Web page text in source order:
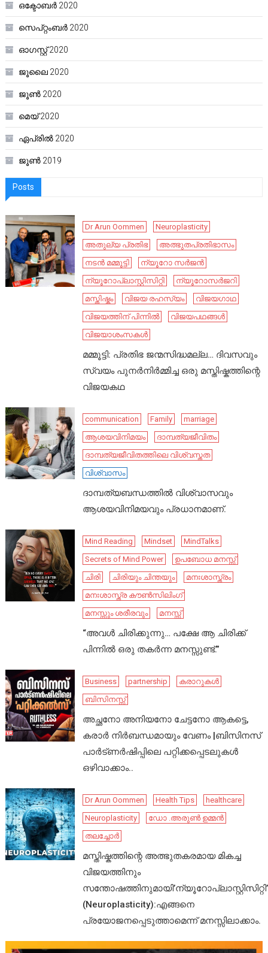
ഒക്ടോബർ 2020
സെപ്റ്റംബർ 2020
ഓഗസ്റ്റ്‌ 2020
ജൂലൈ 2020
ജൂൺ 2020
മെയ്‌ 2020
ഏപ്രിൽ 2020
ജൂൺ 2019
Posts
Dr Arun Oommen
Neuroplasticity
അതുല്യ പ്രതിഭ
അത്ഭുതപ്രതിഭാസം
നടൻ മമ്മൂട്ടി
ന്യൂറോ സർജൻ
ന്യൂറോപ്ലാസ്റ്റിസിറ്റി
ന്യൂറോസർജറി
മസ്തിഷ്കം
വിജയ രഹസ്യം
വിജയഗാഥ
വിജയത്തിന് പിന്നിൽ
വിജയപഥങ്ങൾ
വിജയാശംസകൾ
മമ്മൂട്ടി: പ്രതിഭ ജന്മസിദ്ധമല്ല… ദിവസവും
സ്വയം പുനർനിർമ്മിച്ച ഒരു മസ്തിഷ്കത്തിന്റെ
വിജയകഥ
communication Family
marriage
ആശയവിനിമയം
ദാമ്പത്യജീവിതം
ദാമ്പത്യജീവിതത്തിലെ വിശ്വസ്തത
വിശ്വാസം
ദാമ്പത്യബന്ധത്തിൽ വിശ്വാസവും
ആശയവിനിമയവും പ്രധാനമാണ്.
Mind Reading Mindset
MindTalks
Secrets of Mind Power
ഉപബോധ മനസ്സ്
ചിരി
ചിരിയും ചിന്തയും
മനഃശാസ്ത്രം
മനഃശാസ്ത്ര കൗൺസിലിംഗ്
മനസ്സും ശരീരവും
മനസ്സ്
“അവൾ ചിരിക്കുന്നു… പക്ഷേ ആ ചിരിക്ക്
പിന്നിൽ ഒരു തകർന്ന മനസ്സുണ്ട്.”
Business partnership
കരാറുകൾ
ബിസിനസ്സ്
അച്ഛനോ അനിയനോ ചേട്ടനോ ആകട്ടെ,
കരാർ നിർബന്ധമായും വേണം |ബിസിനസ്
പാർട്ണർഷിപ്പിലെ പറ്റിക്കപ്പെടലുകൾ
ഒഴിവാക്കാം..
Dr Arun Oommen Health Tips
healthcare
Neuroplasticity
ഡോ .അരുൺ ഉമ്മൻ
തലച്ചോർ
മസ്തിഷ്കത്തിന്റെ അത്ഭുതകരമായ മികച്ച
വിജയത്തിനും
സന്തോഷത്തിനുമായി’ന്യൂറോപ്ലാസ്റ്റിസിറ്റി’
(Neuroplasticity):എങ്ങനെ
പ്രയോജനപ്പെടുത്താമെന്ന് മനസ്സിലാക്കാം.